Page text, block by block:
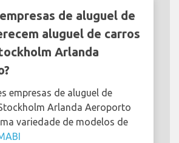
de aluguel de
aluguel de carros
Arlanda
empresas de aluguel de
Arlanda Aeroporto
variedade de modelos de